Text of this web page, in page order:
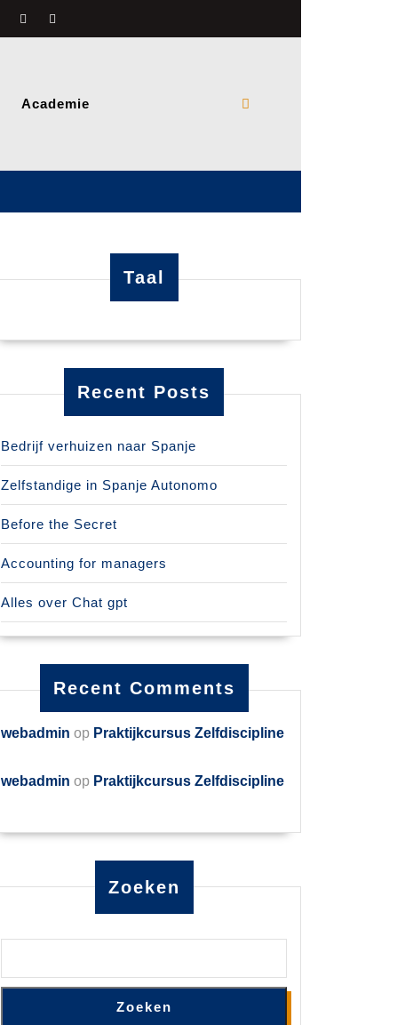
Academie
Taal
Recent Posts
Bedrijf verhuizen naar Spanje
Zelfstandige in Spanje Autonomo
Before the Secret
Accounting for managers
Alles over Chat gpt
Recent Comments
webadmin op Praktijkcursus Zelfdiscipline
webadmin op Praktijkcursus Zelfdiscipline
Zoeken
Zoeken